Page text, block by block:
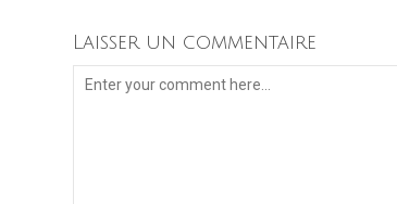
Laisser un commentaire